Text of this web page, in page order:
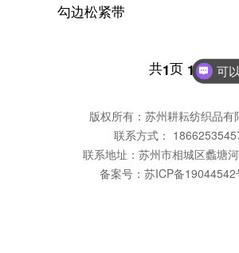
勾边松紧带
共1页 1条
版权所有：苏州耕耘纺织品有
联系方式：
联系地址：苏州市相城区蠡塘
备案号： 苏ICP备19044542